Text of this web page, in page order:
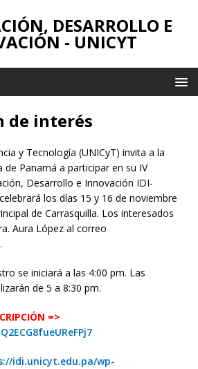
DESARROLLO E
- UNICYT
de interés
y Tecnología (UNICyT) invita a la
de Panamá a participar en su IV
Desarrollo e Innovación IDI-
los días 15 y 16 de noviembre
de Carrasquilla. Los interesados
Aura López al correo
se iniciará a las 4:00 pm. Las
de 5 a 8:30 pm.
=>
idi.unicyt.edu.pa/wp-